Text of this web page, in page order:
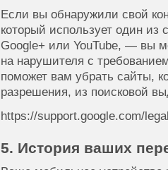
Если вы обнаружили свой
который использует один
Google+ или YouTube, — вы
на нарушителя с
поможет вам убрать сайты,
разрешения, из поисковой
https://support.google.com/
5. История ваших